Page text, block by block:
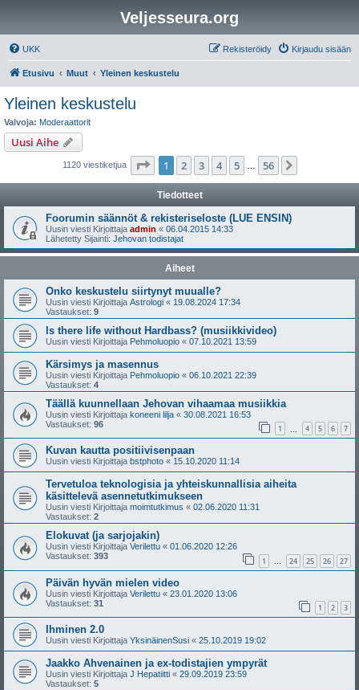
Veljesseura.org
UKK Kirjaudu sisään
Rekisteröidy
Etusivu Muut Yleinen keskustelu
Yleinen keskustelu
Valvoja: Moderaattorit
Uusi Aihe
1120 viestiketjua Sivu /56
1 2 3 4 5 56
Tiedotteet
Foorumin säännöt & rekisteriseloste (LUE ENSIN)
Uusin viesti Kirjoittaja admin « 06.04.2015 14:33
Lähetetty Sijainti: Jehovan todistajat
Aiheet
Onko keskustelu siirtynyt muualle?
Uusin viesti Kirjoittaja Astrologi « 19.08.2024 17:34
Vastaukset: 9
Is there life without Hardbass? (musiikkivideo)
Uusin viesti Kirjoittaja Pehmoluopio « 07.10.2021 13:59
Kärsimys ja masennus
Uusin viesti Kirjoittaja Pehmoluopio « 06.10.2021 22:39
Vastaukset: 4
Täällä kuunnellaan Jehovan vihaamaa musiikkia
Uusin viesti Kirjoittaja koneeni lilja « 30.08.2021 16:53
Vastaukset: 96 1 4 5 6 7
Kuvan kautta positiivisenpaan
Uusin viesti Kirjoittaja bstphoto « 15.10.2020 11:14
Tervetuloa teknologisia ja yhteiskunnallisia aiheita
käsittelevä asennetutkimukseen
Uusin viesti Kirjoittaja moimtutkimus « 02.06.2020 11:31
Vastaukset: 2
Elokuvat (ja sarjojakin)
Uusin viesti Kirjoittaja Verilettu « 01.06.2020 12:26
Vastaukset: 393 1 … 24 25 26 27
Päivän hyvän mielen video
Uusin viesti Kirjoittaja Verilettu « 23.01.2020 13:06
Vastaukset: 31 1 2 3
Ihminen 2.0
Uusin viesti Kirjoittaja YksinäinenSusi « 25.10.2019 19:02
Jaakko Ahvenainen ja ex-todistajien ympyrät
Uusin viesti Kirjoittaja J Hepatiitti « 29.09.2019 23:59
Vastaukset: 5